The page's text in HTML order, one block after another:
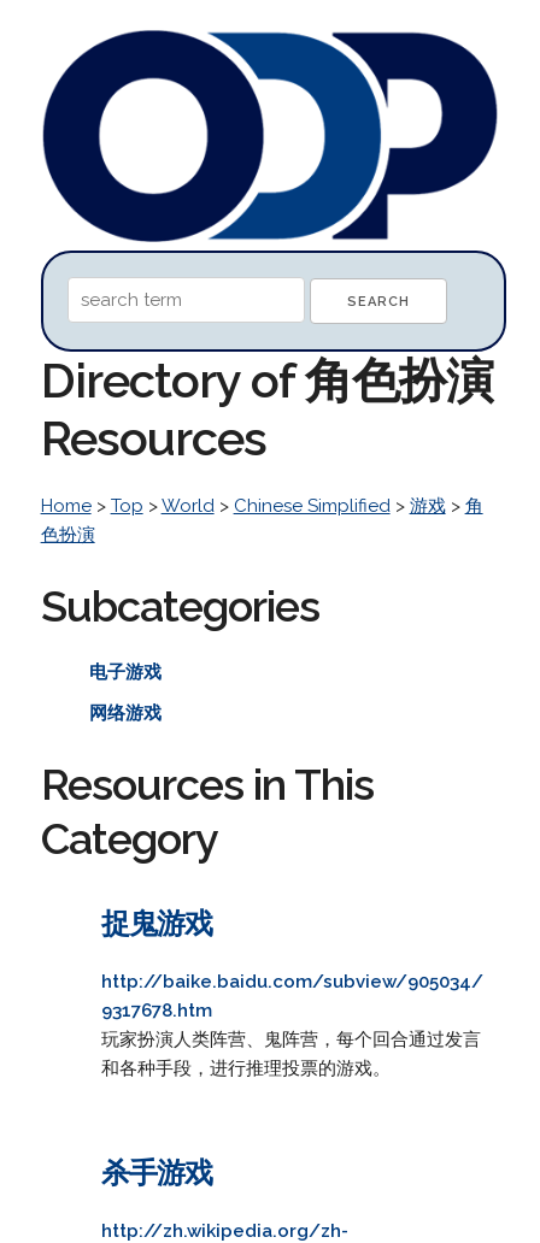
Directory of 角色扮演
Resources
Home> Top >World> Chinese Simplified> 游戏> 角
色扮演
Subcategories
电子游戏
网络游戏
Resources in This
Category
捉鬼游戏
http://baike.baidu.com/subview/905034/
9317678.htm
玩家扮演人类阵营、鬼阵营，每个回合通过发言
和各种手段，进行推理投票的游戏。
杀手游戏
http://zh.wikipedia.org/zh-